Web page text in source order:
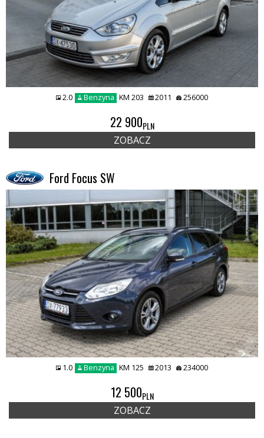
2.0 Benzyna KM 203 2011 256000
22 900PLN
ZOBACZ
Ford Focus SW
1.0 Benzyna KM 125 2013 234000
12 500PLN
ZOBACZ